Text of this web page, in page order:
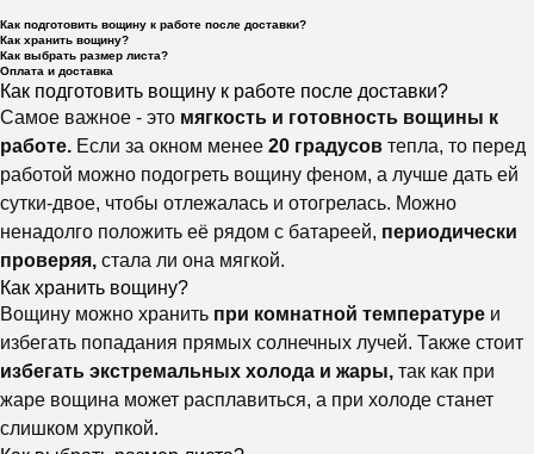
Как подготовить вощину к работе после доставки?
Как хранить вощину?
Как выбрать размер листа?
Оплата и доставка
Как подготовить вощину к работе после доставки?
Самое важное - это мягкость и готовность вощины к
работе. Если за окном менее 20 градусов тепла, то перед
работой можно подогреть вощину феном, а лучше дать ей
сутки-двое, чтобы отлежалась и отогрелась. Можно
ненадолго положить её рядом с батареей, периодически
проверяя, стала ли она мягкой.
Как хранить вощину?
Вощину можно хранить при комнатной температуре и
избегать попадания прямых солнечных лучей. Также стоит
избегать экстремальных холода и жары, так как при
жаре вощина может расплавиться, а при холоде станет
слишком хрупкой.